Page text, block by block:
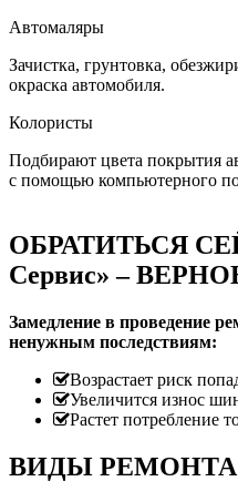
Автомаляры
Зачистка, грунтовка,
окраска автомобиля.
Колористы
Подбирают цвета покрытия
с помощью компьютерного
ОБРАТИТЬСЯ
Сервис» –
Замедление в проведение
ненужным последствиям:
Возрастает риск
Увеличится износ
Растет потребление
ВИДЫ